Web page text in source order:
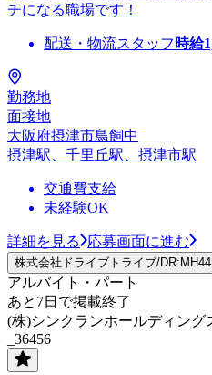
チになる職場です！
配送・物流スタッフ 時給
勤務地
面接地
大阪府摂津市鳥飼中
摂津駅、千里丘駅、摂津市駅
交通費支給
未経験OK
詳細を見る 応募画面に進む
株式会社ドライブトライブ/
アルバイト・パート
あと7日で掲載終了
(株)シンクランホールディング
_36456